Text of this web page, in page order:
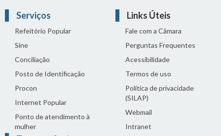
Serviços
Refeitório Popular
Sine
Conciliação
Posto de Identificação
Procon
Internet Popular
Ponto de atendimento à
mulher
Links Úteis
Fale com a Câmara
Perguntas Frequentes
Acessibilidade
Termos de uso
Política de privacidade
(SILAP)
Webmail
Intranet